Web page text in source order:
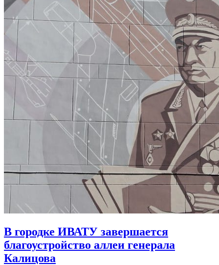
В городке ИВАТУ завершается
благоустройство аллеи генерала
Калицова